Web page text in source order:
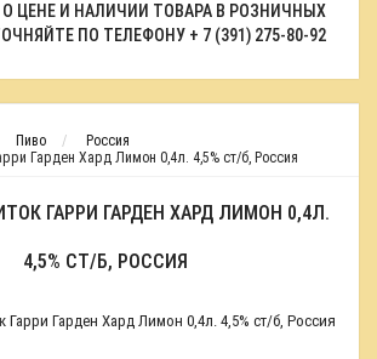
ЦЕНЕ И НАЛИЧИИ ТОВАРА В РОЗНИЧНЫХ
ПО ТЕЛЕФОНУ + 7 (391) 275-80-92
Пиво
Россия
Гарден Хард Лимон 0,4л. 4,5% ст/б, Россия
ГАРРИ ГАРДЕН ХАРД ЛИМОН 0,4Л.
4,5% СТ/Б, РОССИЯ